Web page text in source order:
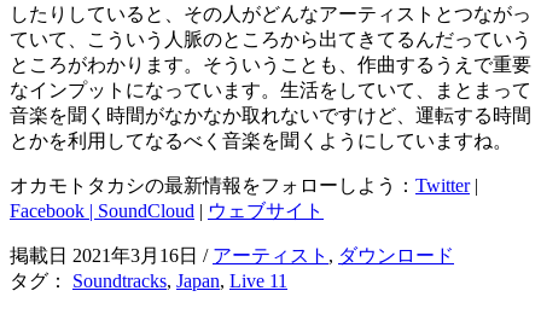
したりしていると、その人がどんなアーティストとつながっ
ていて、こういう人脈のところから出てきてるんだっていう
ところがわかります。そういうことも、作曲するうえで重要
なインプットになっています。生活をしていて、まとまって
音楽を聞く時間がなかなか取れないですけど、運転する時間
とかを利用してなるべく音楽を聞くようにしていますね。
オカモトタカシの最新情報をフォローしよう： Twitter|
Facebook | SoundCloud | ウェブサイト
掲載日 2021年3月16日 / アーティスト , ダウンロード
タグ： Soundtracks, Japan, Live 11